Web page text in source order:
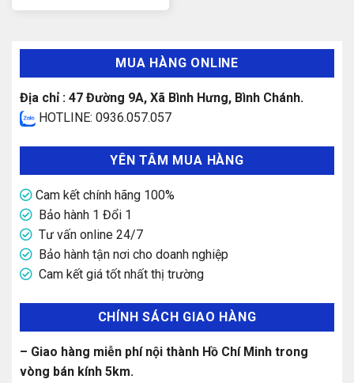
MUA HÀNG ONLINE
Địa chỉ : 47 Đường 9A, Xã Bình Hưng, Bình Chánh.
HOTLINE: 0936.057.057
YÊN TÂM MUA HÀNG
Cam kết chính hãng 100%
Bảo hành 1 Đổi 1
Tư vấn online 24/7
Bảo hành tận nơi cho doanh nghiệp
Cam kết giá tốt nhất thị trường
CHÍNH SÁCH GIAO HÀNG
– Giao hàng miễn phí nội thành Hồ Chí Minh trong
vòng bán kính 5km.